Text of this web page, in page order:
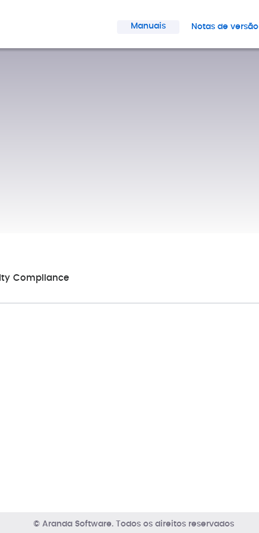
Manuais Notas de versão
Compliance
© Aranda Software. Todos os direitos reservados